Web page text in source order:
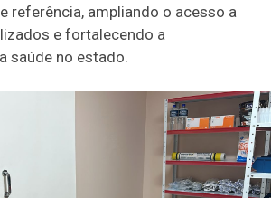
referência, ampliando o acesso a
e fortalecendo a
saúde no estado.